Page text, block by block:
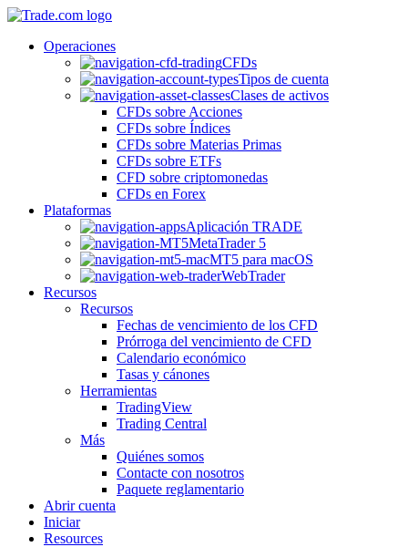
Operaciones
CFDs
Tipos de cuenta
Clases de activos
CFDs sobre Acciones
CFDs sobre Índices
CFDs sobre Materias Primas
CFDs sobre ETFs
CFD sobre criptomonedas
CFDs en Forex
Plataformas
Aplicación TRADE
MetaTrader 5
MT5 para macOS
WebTrader
Recursos
Recursos
Fechas de vencimiento de los CFD
Prórroga del vencimiento de CFD
Calendario económico
Tasas y cánones
Herramientas
TradingView
Trading Central
Más
Quiénes somos
Contacte con nosotros
Paquete reglamentario
Abrir cuenta
Iniciar
Resources